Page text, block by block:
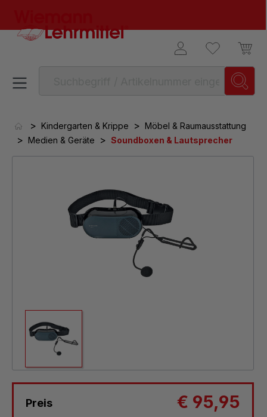
> Kindergarten & Krippe > Möbel & Raumausstattung
> Medien & Geräte > Soundboxen & Lautsprecher
Preis € 95,95